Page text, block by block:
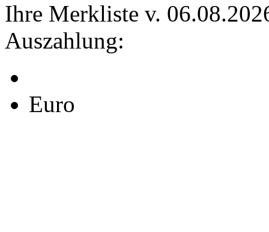
Ihre Merkliste v.
Auszahlung:
Euro